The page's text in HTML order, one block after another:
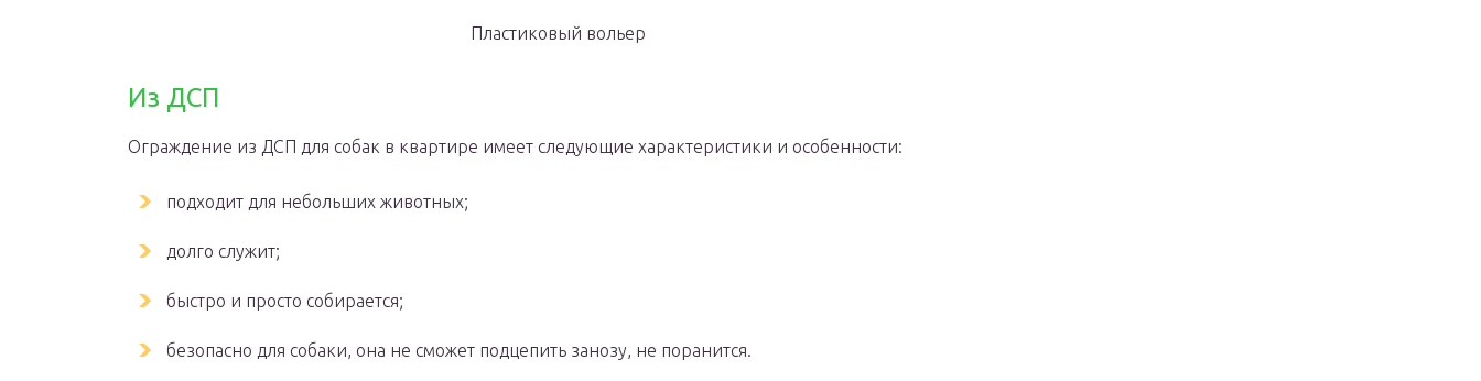
Пластиковый вольер
Из ДСП
Ограждение из ДСП для собак в квартире имеет следующие характеристики и особенности:
подходит для небольших животных;
долго служит;
быстро и просто собирается;
безопасно для собаки, она не сможет подцепить занозу, не поранится.